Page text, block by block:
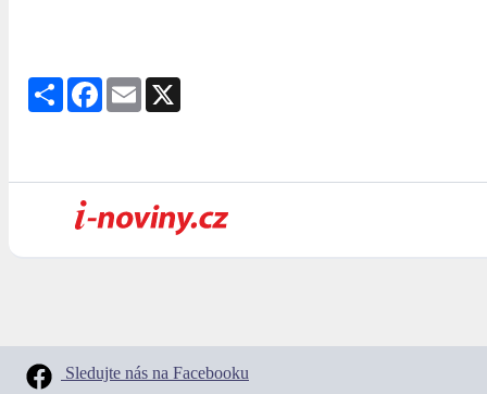
Share Facebook
Email
Sledujte nás na Facebooku